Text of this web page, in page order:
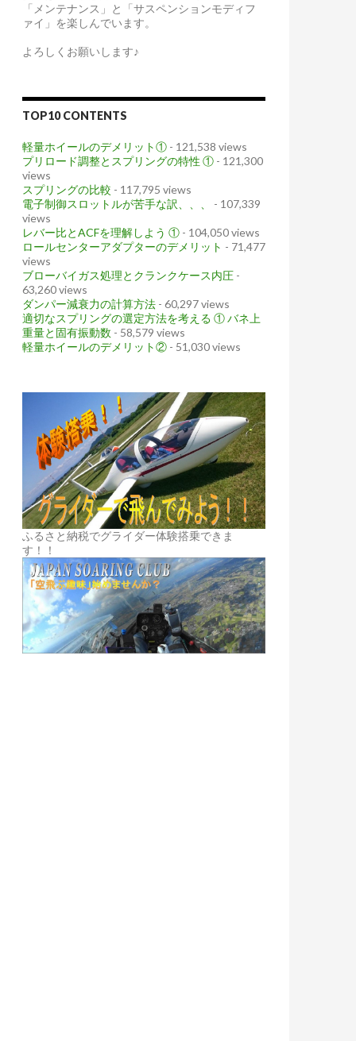
「メンテナンス」と「サスペンションモディフ
ァイ」を楽しんでいます。
よろしくお願いします♪
TOP10 CONTENTS
軽量ホイールのデメリット① - 121,538 views
プリロード調整とスプリングの特性 ① - 121,300
views
スプリングの比較 - 117,795 views
電子制御スロットルが苦手な訳、、、
- 107,339
views
レバー比とACFを理解しよう ① - 104,050 views
ロールセンターアダプターのデメリット - 71,477
views
ブローバイガス処理とクランクケース内圧 -
63,260 views
ダンパー減衰力の計算方法 - 60,297 views
適切なスプリングの選定方法を考える ① バネ上
重量と固有振動数 - 58,579 views
軽量ホイールのデメリット② - 51,030 views
ふるさと納税でグライダー体験搭乗できま
す！！